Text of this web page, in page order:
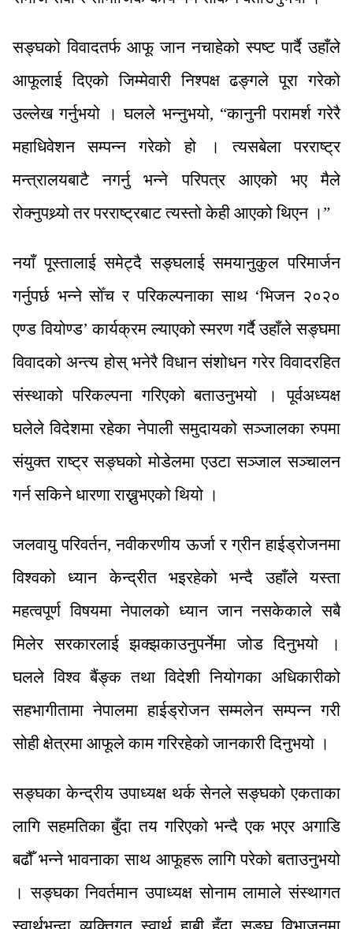
सङ्घको विवादतर्फ आफू जान नचाहेको स्पष्ट पार्दै उहाँले
आफूलाई दिएको जिम्मेवारी निश्पक्ष ढङ्गले पूरा गरेको
उल्लेख गर्नुभयो । घलले भन्नुभयो, “कानुनी परामर्श गरेरै
महाधिवेशन सम्पन्न गरेको हो । त्यसबेला परराष्ट्र
मन्त्रालयबाटै नगर्नु भन्ने परिपत्र आएको भए मैले
रोक्नुपथ्र्यो तर परराष्ट्रबाट त्यस्तो केही आएको थिएन ।”
नयाँ पूस्तालाई समेट्दै सङ्घलाई समयानुकुल परिमार्जन
गर्नुपर्छ भन्ने सोँच र परिकल्पनाका साथ ‘भिजन २०२०
एण्ड वियोण्ड’ कार्यक्रम ल्याएको स्मरण गर्दै उहाँले सङ्घमा
विवादको अन्त्य होस् भनेरै विधान संशोधन गरेर विवादरहित
संस्थाको परिकल्पना गरिएको बताउनुभयो । पूर्वअध्यक्ष
घलेले विदेशमा रहेका नेपाली समुदायको सञ्जालका रुपमा
संयुक्त राष्ट्र सङ्घको मोडेलमा एउटा सञ्जाल सञ्चालन
गर्न सकिने धारणा राख्नुभएको थियो ।
जलवायु परिवर्तन, नवीकरणीय ऊर्जा र ग्रीन हाईड्रोजनमा
विश्वको ध्यान केन्द्रीत भइरहेको भन्दै उहाँले यस्ता
महत्वपूर्ण विषयमा नेपालको ध्यान जान नसकेकाले सबै
मिलेर सरकारलाई झक्झकाउनुपर्नेमा जोड दिनुभयो ।
घलले विश्व बैंङ्क तथा विदेशी नियोगका अधिकारीको
सहभागीतामा नेपालमा हाईड्रोजन सम्मलेन सम्पन्न गरी
सोही क्षेत्रमा आफूले काम गरिरहेको जानकारी दिनुभयो ।
सङ्घका केन्द्रीय उपाध्यक्ष थर्क सेनले सङ्घको एकताका
लागि सहमतिका बुँदा तय गरिएको भन्दै एक भएर अगाडि
बढौँ भन्ने भावनाका साथ आफूहरू लागि परेको बताउनुभयो
। सङ्घका निवर्तमान उपाध्यक्ष सोनाम लामाले संस्थागत